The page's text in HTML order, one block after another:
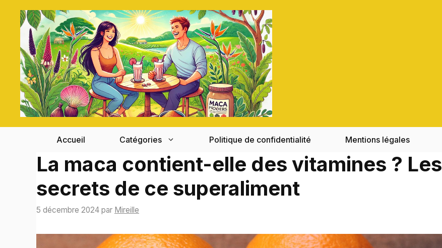
contenu
Accueil Catégories Politique de confidentialité Mentions légales
La maca contient-elle des vitamines ? Les
secrets de ce superaliment
5 décembre 2024 par Mireille